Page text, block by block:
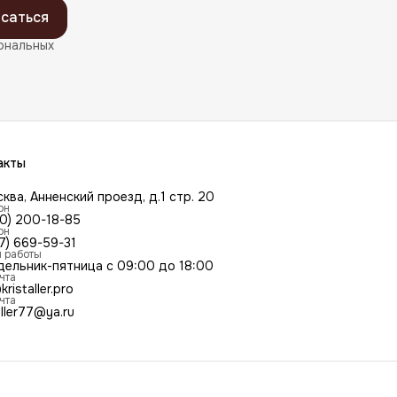
Анненский проезд, д.1 стр. 20
200-18-85
669-59-31
работы
пятница с 09:00 до 18:00